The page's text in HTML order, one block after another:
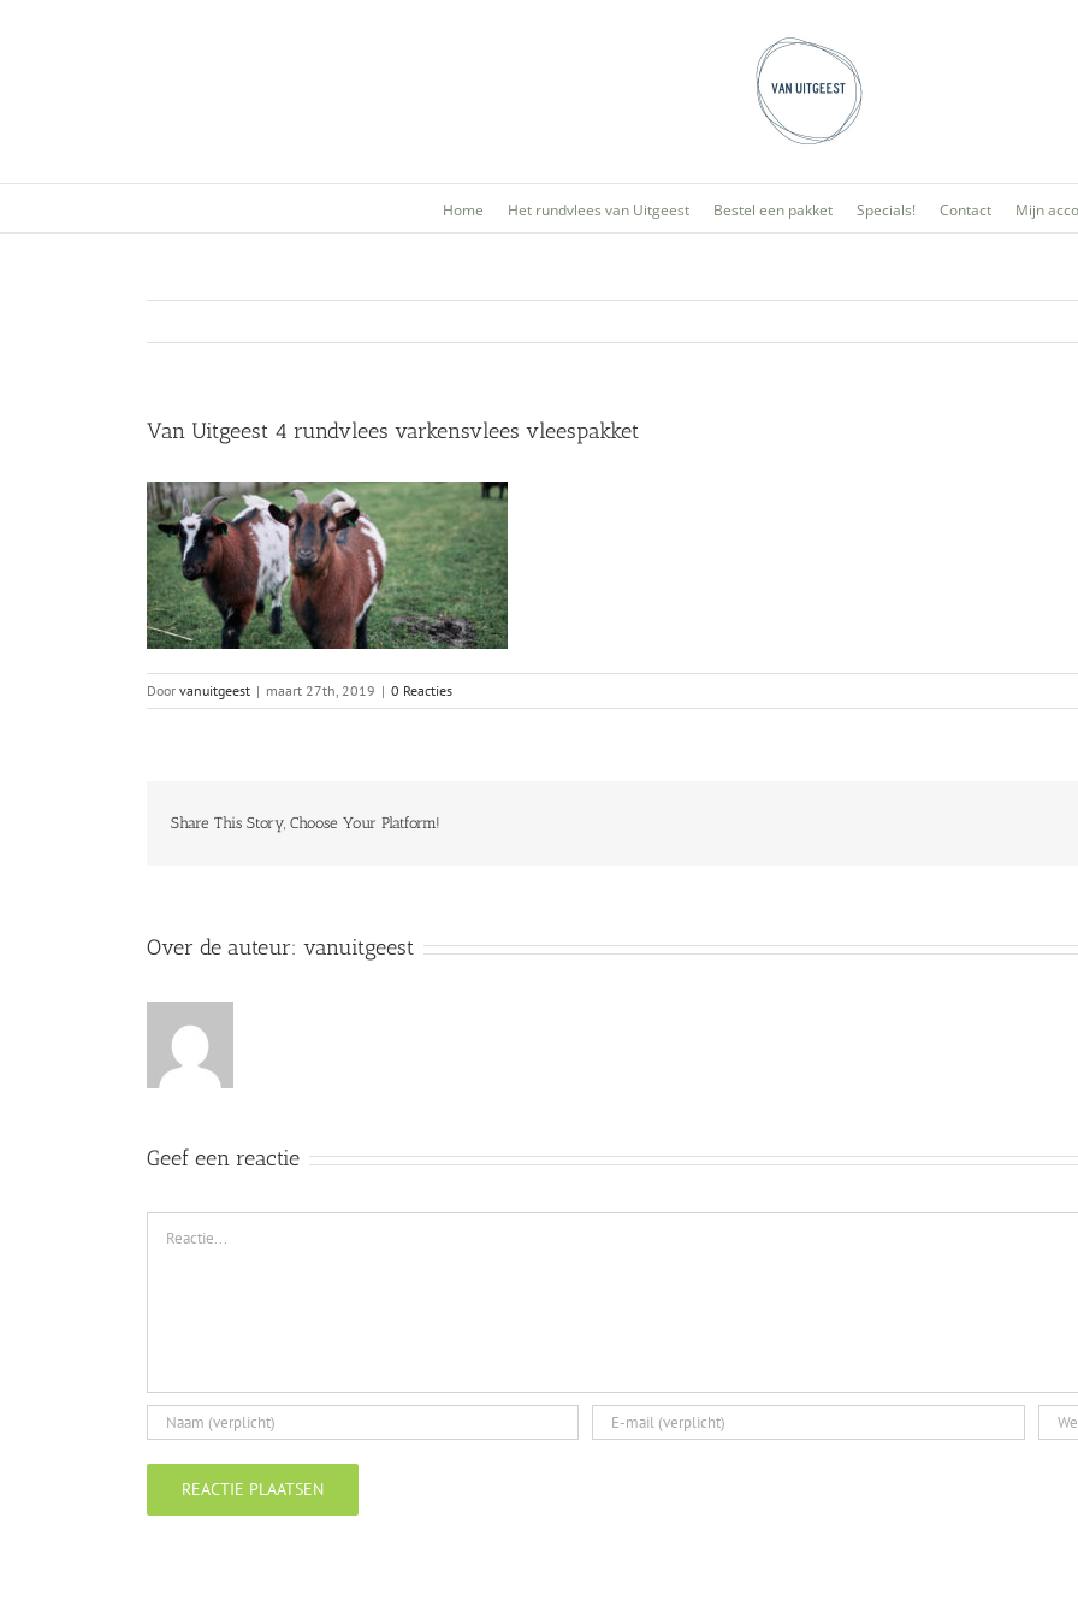
Home Het rundvlees van Uitgeest Bestel een pakket Specials! Contact Mijn
Van Uitgeest 4 rundvlees varkensvlees vleespakket
Door vanuitgeest | maart 27th, 2019 | 0 Reacties
Share This Story, Choose Your Platform!
Over de auteur: vanuitgeest
Geef een reactie